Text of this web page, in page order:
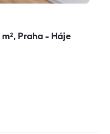
Praha - Háje